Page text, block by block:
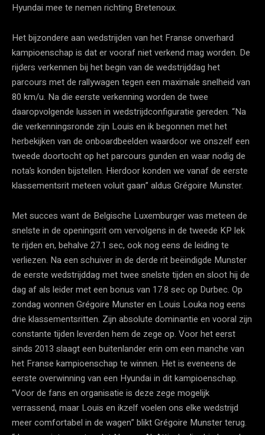
Hyundai mee te nemen richting Bretenoux.
Het bijzondere aan wedstrijden van het Franse onverhard
kampioenschap is dat er vooraf niet verkend mag worden. De
rijders verkennen bij het begin van de wedstrijddag het
parcours met de rallywagen tegen een maximale snelheid van
80 km/u. Na die eerste verkenning worden de twee
daaropvolgende lussen in wedstrijdconfiguratie gereden. “Na
die verkenningsronde zijn Louis en ik begonnen met het
herbekijken van de onboardbeelden waardoor we onszelf een
tweede doortocht op het parcours gunden en waar nodig de
nota’s konden bijstellen. Hierdoor konden we vanaf de eerste
klassementsrit meteen voluit gaan” aldus Grégoire Munster.
Met succes want de Belgische Luxemburger was meteen de
snelste in de openingsrit om vervolgens in de tweede KP lek
te rijden en, behalve 27.1 sec, ook nog eens de leiding te
verliezen. Na een schuiver in de derde rit beëindigde Munster
de eerste wedstrijddag met twee snelste tijden en sloot hij de
dag af als leider met een bonus van 17.8 sec op Durbec. Op
zondag wonnen Grégoire Munster en Louis Louka nog eens
drie klassementsritten. Zijn absolute dominantie en vooral zijn
constante tijden leverden hem de zege op. Voor het eerst
sinds 2013 slaagt een buitenlander erin om een manche van
het Franse kampioenschap te winnen. Het is eveneens de
eerste overwinning van een Hyundai in dit kampioenschap.
“Voor de fans en organisatie is deze zege mogelijk
verrassend, maar Louis en ikzelf voelen ons elke wedstrijd
meer comfortabel in de wagen” blikt Grégoire Munster terug.